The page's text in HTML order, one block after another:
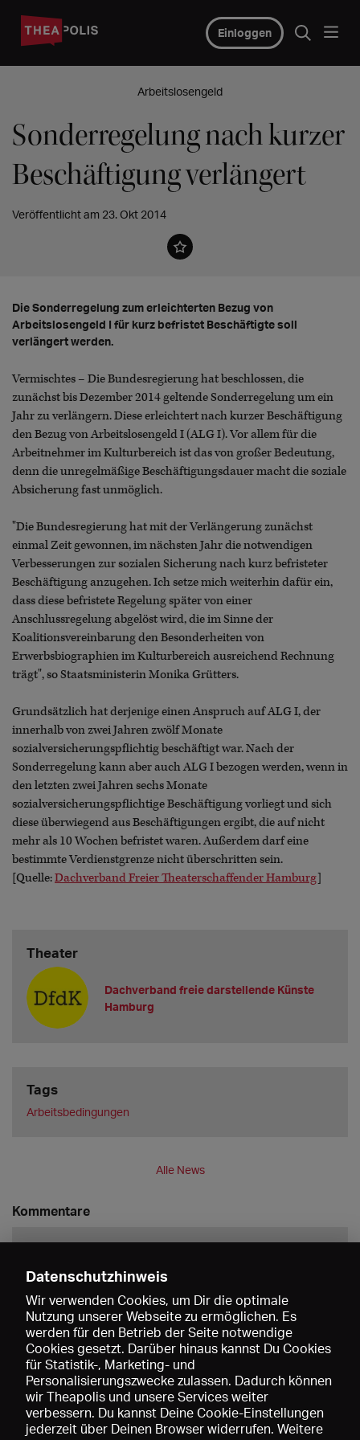
Einloggen
Arbeitslosengeld
Sonderregelung nach kurzer
Beschäftigung verlängert
Veröffentlicht am 23. Okt 2014
Die Sonderregelung zum erleichterten Bezug von
Arbeitslosengeld I für kurz befristet Beschäftigte soll
verlängert werden.
Vermischtes – Die Bundesregierung hat beschlossen, die
zunächst bis Dezember 2014 geltende Sonderregelung um ein
Jahr zu verlängern. Diese erleichtert nach kurzer Beschäftigung
den Bezug von Arbeitslosengeld I (ALG I). Vor allem für die
Arbeitnehmer im Kulturbereich ist das von großer Bedeutung,
denn die unregelmäßige Beschäftigungsdauer macht die soziale
Absicherung fast unmöglich.
"Die Bundesregierung hat mit der Verlängerung zunächst
einmal Zeit gewonnen, im nächsten Jahr die notwendigen
Verbesserungen zur sozialen Sicherung nach kurz befristeter
Beschäftigung anzugehen. Ich setze mich weiterhin dafür ein,
dass diese befristete Regelung später von einer
Anschlussregelung abgelöst wird, die im Sinne der
Koalitionsvereinbarung den Besonderheiten von
Erwerbsbiographien im Kulturbereich ausreichend Rechnung
trägt", so Staatsministerin Monika Grütters.
Grundsätzlich hat derjenige einen Anspruch auf ALG I, der
innerhalb von zwei Jahren zwölf Monate
sozialversicherungspflichtig beschäftigt war. Nach der
Sonderregelung kann aber auch ALG I bezogen werden, wenn in
den letzten zwei Jahren sechs Monate
sozialversicherungspflichtige Beschäftigung vorliegt und sich
diese überwiegend aus Beschäftigungen ergibt, die auf nicht
mehr als 10 Wochen befristet waren. Außerdem darf eine
bestimmte Verdienstgrenze nicht überschritten sein.
[Quelle:Dachverband Freier Theaterschaffender Hamburg]
Theater
Dachverband freie darstellende Künste
Hamburg
Tags
Arbeitsbedingungen
Alle News
Kommentare
Speichern
Datenschutzhinweis
Wir verwenden Cookies, um Dir die optimale
Nutzung unserer Webseite zu ermöglichen. Es
werden für den Betrieb der Seite notwendige
Cookies gesetzt. Darüber hinaus kannst Du Cookies
für Statistik-, Marketing- und
Personalisierungszwecke zulassen. Dadurch können
wir Theapolis und unsere Services weiter
verbessern. Du kannst Deine Cookie-Einstellungen
jederzeit über Deinen Browser widerrufen. Weitere